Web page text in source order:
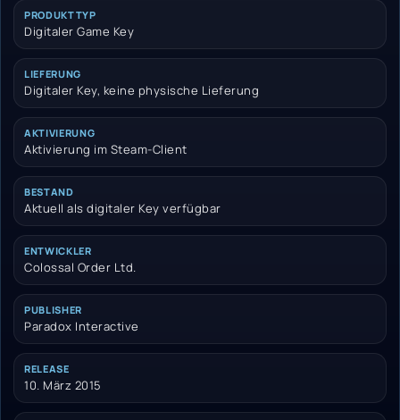
PRODUKTTYP
Digitaler Game Key
LIEFERUNG
Digitaler Key, keine physische Lieferung
AKTIVIERUNG
Aktivierung im Steam-Client
BESTAND
Aktuell als digitaler Key verfügbar
ENTWICKLER
Colossal Order Ltd.
PUBLISHER
Paradox Interactive
RELEASE
10. März 2015